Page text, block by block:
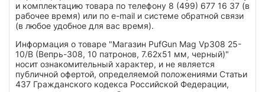
и комплектацию товара по телефону 8 (499) 677 16 37 (в
рабочее время) или по e-mail и системе обратной связи
(в любое удобное для вас время).
Информация о товаре "Магазин PufGun Mag Vp308 25-
10/B (Вепрь-308, 10 патронов, 7.62х51 мм, черный)"
носит ознакомительный характер, и не является
публичной офертой, определяемой положениями Статьи
437 Гражданского кодекса Российской Федерации,